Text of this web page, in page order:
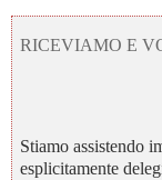
RICEVIAMO E
Stiamo assistendo
esplicitamente